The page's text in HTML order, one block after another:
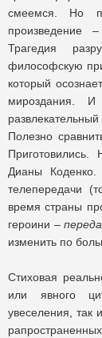
смеемся. Но
произведение
Трагедия
философскую
который
мироздания.
Полезно
Дианы
телепередачи
время страны
героини –
изменить по
Стиховая
или явного
увеселения, так